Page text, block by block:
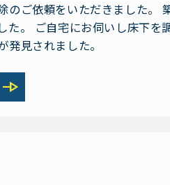
ご依頼をいただきました。
。 ご自宅にお伺いし床下を
見されました。
line_end_arrow